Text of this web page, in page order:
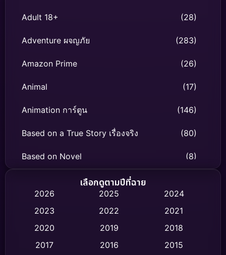
Adult 18+ (28)
Adventure ผจญภัย (283)
Amazon Prime (26)
Animal (17)
Animation การ์ตูน (146)
Based on a True Story เรื่องจริง (80)
Based on Novel (8)
Biography ชีวิตจริง
Classic หนังคลาสสิก (47)
Comedy ตลก (460)
เลือกดูตามปีที่ฉาย
2026 2025
2024
2023
2022
2021
2020
2019
2018
2017
2016
2015